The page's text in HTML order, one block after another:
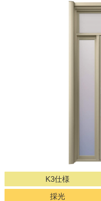
K3仕様
採光